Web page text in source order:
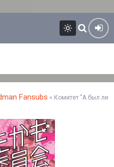
Fansubs » Комитет "А был ли